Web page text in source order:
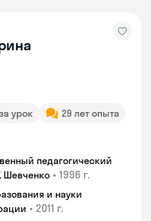
урок
29 лет опыта
педагогический
Шевченко • 1996 г.
и науки
• 2011 г.